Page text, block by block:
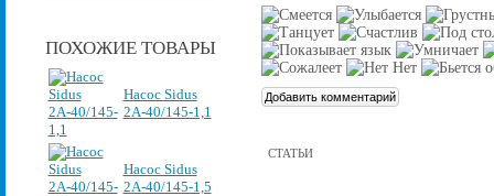
ПОХОЖИЕ ТОВАРЫ
Насос Sidus
2А-40/145-1,1
Насос Sidus
2А-40/145-1,5
СТАТЬИ